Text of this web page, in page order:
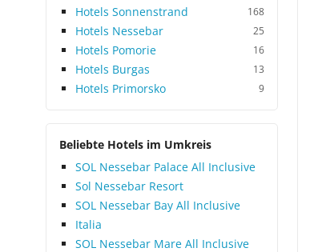
Hotels Sonnenstrand 168
Hotels Nessebar 25
Hotels Pomorie 16
Hotels Burgas 13
Hotels Primorsko 9
Beliebte Hotels im Umkreis
SOL Nessebar Palace All Inclusive
Sol Nessebar Resort
SOL Nessebar Bay All Inclusive
Italia
SOL Nessebar Mare All Inclusive